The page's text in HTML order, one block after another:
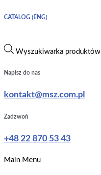
CATALOG (ENG)
Wyszukiwarka produktów
Napisz do nas
kontakt@msz.com.pl
Zadzwoń
+48 22 870 53 43
Main Menu